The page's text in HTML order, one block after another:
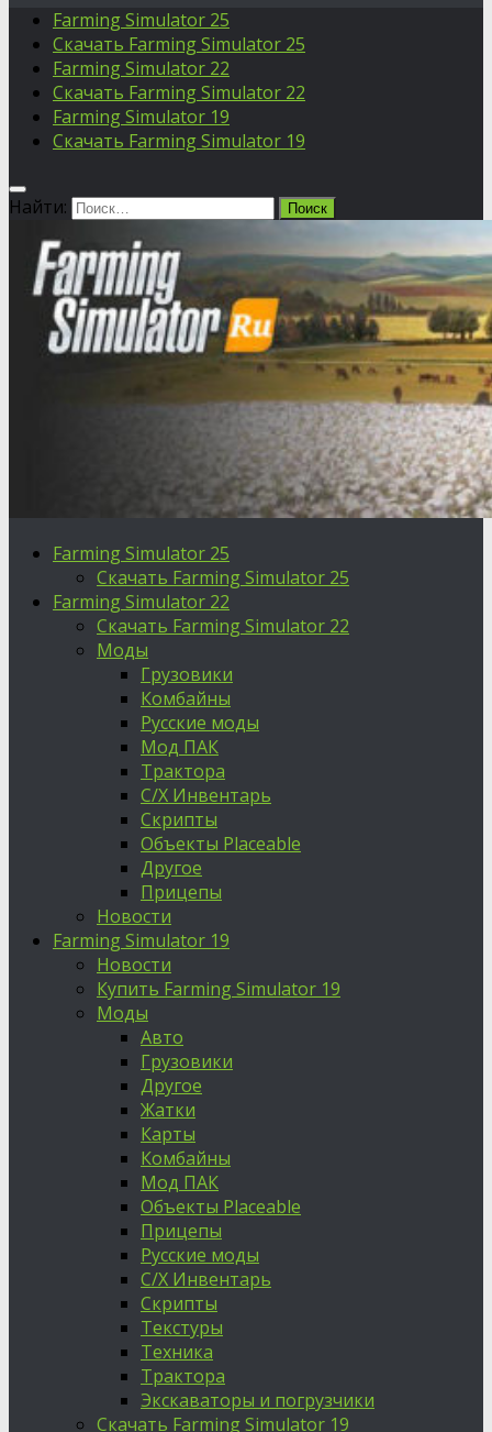
Farming Simulator 25
Скачать Farming Simulator 25
Farming Simulator 22
Скачать Farming Simulator 22
Farming Simulator 19
Скачать Farming Simulator 19
Найти:
Farming Simulator 25
Скачать Farming Simulator 25
Farming Simulator 22
Скачать Farming Simulator 22
Моды
Грузовики
Комбайны
Русские моды
Мод ПАК
Трактора
С/Х Инвентарь
Скрипты
Объекты Placeable
Другое
Прицепы
Новости
Farming Simulator 19
Новости
Купить Farming Simulator 19
Моды
Авто
Грузовики
Другое
Жатки
Карты
Комбайны
Мод ПАК
Объекты Placeable
Прицепы
Русские моды
С/Х Инвентарь
Скрипты
Текстуры
Техника
Трактора
Экскаваторы и погрузчики
Скачать Farming Simulator 19